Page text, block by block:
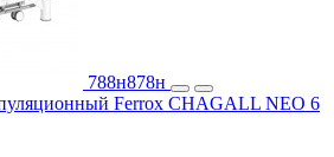
788н878н
Ferrox CHAGALL NEO 6